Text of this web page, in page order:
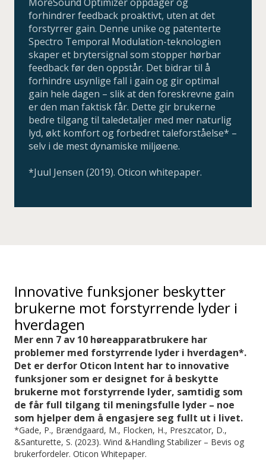
forhindrer feedback proaktivt, uten at det
forstyrrer gain. Denne unike og patenterte
Spectro Temporal Modulation-teknologien
skaper et brytersignal som stopper hørbar
feedback før den oppstår. Det bidrar til å
forhindre usynlige fall i gain og gir optimal
gain hele dagen – slik at den foreskrevne gain
er den man faktisk får. Dette gir brukerne
bedre tilgang til taledetaljer med mer naturlig
lyd, økt komfort og forbedret taleforståelse* –
selv i de mest dynamiske miljøene.
*Juul Jensen (2019). Oticon whitepaper.
Innovative funksjoner beskytter
brukerne mot forstyrrende lyder i
hverdagen
Mer enn 7 av 10 høreapparatbrukere har
problemer med forstyrrende lyder i hverdagen*.
Det er derfor Oticon Intent har to innovative
funksjoner som er designet for å beskytte
brukerne mot forstyrrende lyder, samtidig som
de får full tilgang til meningsfulle lyder – noe
som hjelper dem å engasjere seg fullt ut i livet.
*Gade, P., Brændgaard, M., Flocken, H., Preszcator, D.,
&Santurette, S. (2023). Wind &Handling Stabilizer – Bevis og
brukerfordeler. Oticon Whitepaper.